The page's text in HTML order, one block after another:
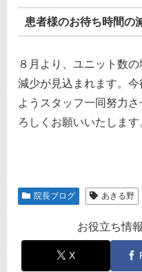
患者様のお待ち時間の
８月より、ユニット数
減少が見込まれます。
ようスタッフ一同努力
ろしくお願いいたします
院長ブログ あきる野
お役立ち情
X